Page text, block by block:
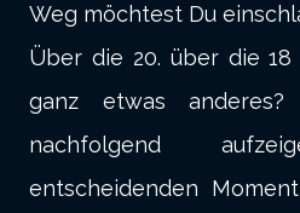
Weg möchtest Du
Über die 20. über die
ganz etwas
nachfolgend
entscheidenden